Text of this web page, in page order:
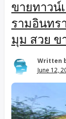
ขายทาวน์
รามอินทร
มุม สวย ข
Written
June 12,